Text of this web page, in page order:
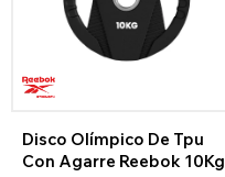
Disco Olímpico De Tpu
Con Agarre Reebok 10Kg